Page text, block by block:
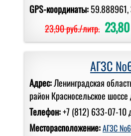
GPS-координаты:
23,90 руб./литр.
АГЗС
Адрес:Ленинградская
район Красносельское шоссе
Телефон:+7 (812) 633-07-10
Месторасположение:АГЗС №6